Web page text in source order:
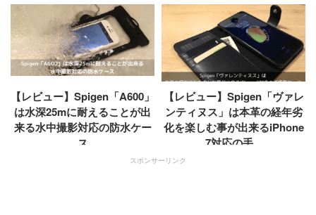
【レビュー】Spigen「A600」
は水深25mに耐えることが出
来る水中撮影対応の防水ケー
ス
【レビュー】Spigen「ヴァレ
ンティヌス」は本革の経年劣
化を楽しむ事が出来るiPhone
7対応の手...
スポンサーリンク